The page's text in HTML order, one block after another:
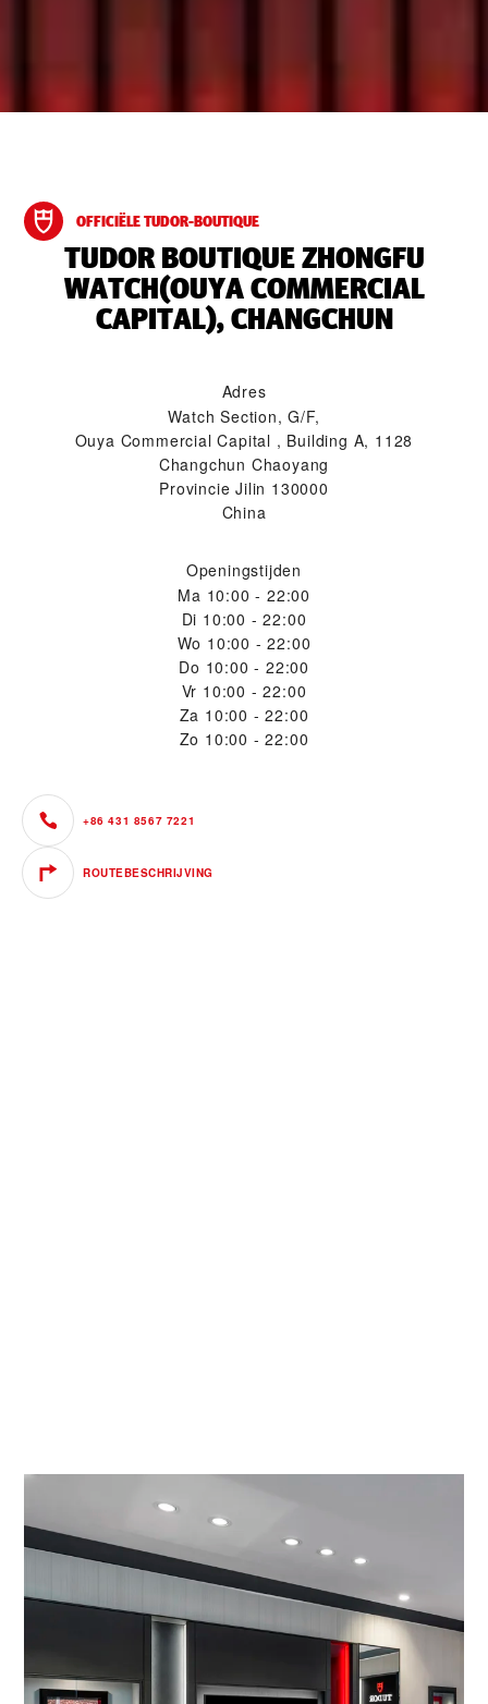
OFFICIËLE TUDOR-BOUTIQUE
‭TUDOR BOUTIQUE ZHONGFU
WATCH(OUYA COMMERCIAL
CAPITAL), CHANGCHUN‬
Adres
Watch Section, G/F,
Ouya Commercial Capital , Building A, 1128
Changchun Chaoyang
Provincie Jilin 130000
China
Openingstijden
Ma 10:00 - 22:00
Di 10:00 - 22:00
Wo 10:00 - 22:00
Do 10:00 - 22:00
Vr 10:00 - 22:00
Za 10:00 - 22:00
Zo 10:00 - 22:00
+86 431 8567 7221
ROUTEBESCHRIJVING